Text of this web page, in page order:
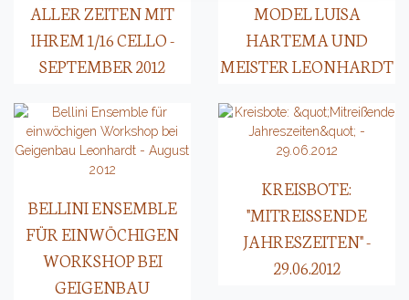
ALLER ZEITEN MIT
IHREM 1/16 CELLO -
SEPTEMBER 2012
MODEL LUISA
HARTEMA UND
MEISTER LEONHARDT
BELLINI ENSEMBLE
FÜR EINWÖCHIGEN
WORKSHOP BEI
GEIGENBAU
KREISBOTE:
"MITREISSENDE J
AHRESZEITEN" - 2
9.06.2012